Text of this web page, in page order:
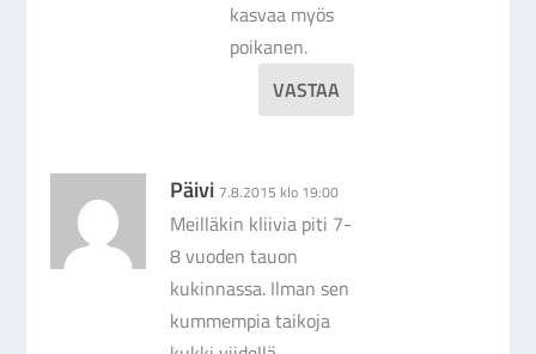
kasvaa myös
poikanen.
VASTAA
Päivi 7.8.2015 klo 19:00
Meilläkin kliivia piti 7-
8 vuoden tauon
kukinnassa. Ilman sen
kummempia taikoja